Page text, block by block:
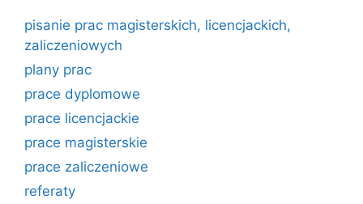
pisanie prac magisterskich, licencjackich,
zaliczeniowych
plany prac
prace dyplomowe
prace licencjackie
prace magisterskie
prace zaliczeniowe
referaty